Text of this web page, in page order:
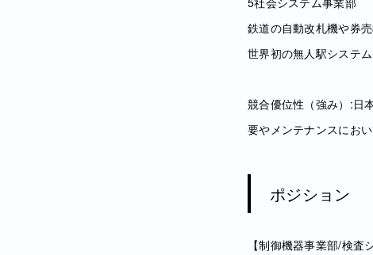
鉄道の自動改札機や券
世界初の無人駅システ
競合優位性（強み）:日
要やメンテナンスにお
ポジション
【制御機器事業部/検